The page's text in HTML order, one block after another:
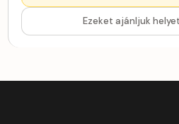
Ezeket ajánljuk